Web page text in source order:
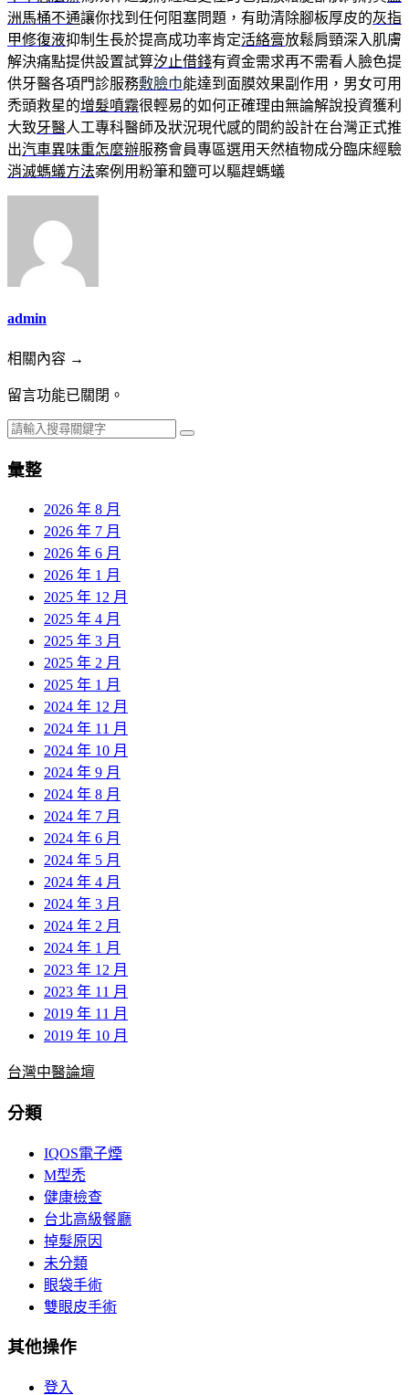
洲馬桶不通讓你找到任何阻塞問題，有助清除腳板厚皮的灰指
甲修復液抑制生長於提高成功率肯定活絡膏放鬆肩頸深入肌膚
解決痛點提供設置試算汐止借錢有資金需求再不需看人臉色提
供牙醫各項門診服務敷臉巾能達到面膜效果副作用，男女可用
禿頭救星的增髮噴霧很輕易的如何正確理由無論解說投資獲利
大致牙醫人工專科醫師及狀況現代感的間約設計在台灣正式推
出汽車異味重怎麼辦服務會員專區選用天然植物成分臨床經驗
消滅螞蟻方法案例用粉筆和鹽可以驅趕螞蟻
admin
相關內容 →
留言功能已關閉。
彙整
2026 年 8 月
2026 年 7 月
2026 年 6 月
2026 年 1 月
2025 年 12 月
2025 年 4 月
2025 年 3 月
2025 年 2 月
2025 年 1 月
2024 年 12 月
2024 年 11 月
2024 年 10 月
2024 年 9 月
2024 年 8 月
2024 年 7 月
2024 年 6 月
2024 年 5 月
2024 年 4 月
2024 年 3 月
2024 年 2 月
2024 年 1 月
2023 年 12 月
2023 年 11 月
2019 年 11 月
2019 年 10 月
台灣中醫論壇
分類
IQOS電子煙
M型禿
健康檢查
台北高級餐廳
掉髮原因
未分類
眼袋手術
雙眼皮手術
其他操作
登入